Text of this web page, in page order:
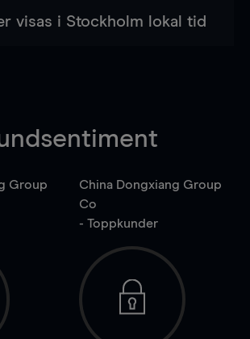
visas i Stockholm lokal tid
Group
China Dongxiang Group
Co
- Toppkunder